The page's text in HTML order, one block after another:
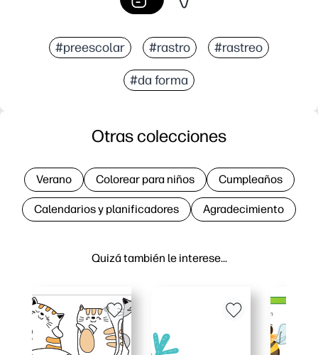
#preescolar #rastro #rastreo
#da forma
Quizá también le interese…
Otras colecciones
Verano Colorear para niños Cumpleaños
Calendarios y planificadores Agradecimiento